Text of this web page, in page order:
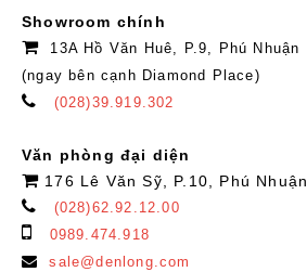
Showroom chính
13A Hồ Văn Huê, P.9, Phú Nhuận
(ngay bên cạnh Diamond Place)
(028)39.919.302
Văn phòng đại diện
176 Lê Văn Sỹ, P.10, Phú Nhuận
(028)62.92.12.00
0989.474.918
sale@denlong.com